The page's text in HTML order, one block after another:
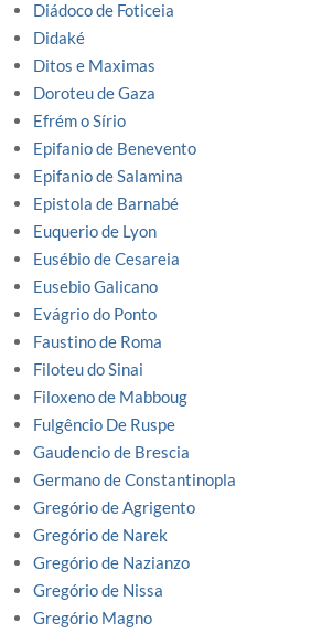
Diádoco de Foticeia
Didaké
Ditos e Maximas
Doroteu de Gaza
Efrém o Sírio
Epifanio de Benevento
Epifanio de Salamina
Epistola de Barnabé
Euquerio de Lyon
Eusébio de Cesareia
Eusebio Galicano
Evágrio do Ponto
Faustino de Roma
Filoteu do Sinai
Filoxeno de Mabboug
Fulgêncio De Ruspe
Gaudencio de Brescia
Germano de Constantinopla
Gregório de Agrigento
Gregório de Narek
Gregório de Nazianzo
Gregório de Nissa
Gregório Magno